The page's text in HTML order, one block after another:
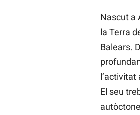
Nascut a
la Terra
Balears.
l’activitat
El seu